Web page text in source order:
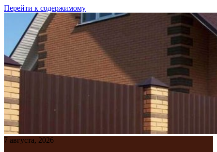
Перейти к содержимому
7 августа, 2026